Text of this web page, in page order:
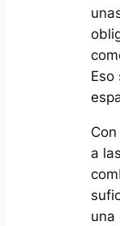
Eso
a
una